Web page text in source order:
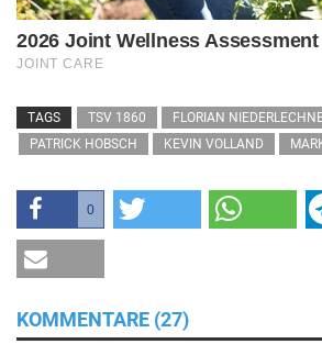
TAGS TSV 1860
FLORIAN
PATRICK HOBSCH
KEVIN VOLLAND
0
KOMMENTARE (27)